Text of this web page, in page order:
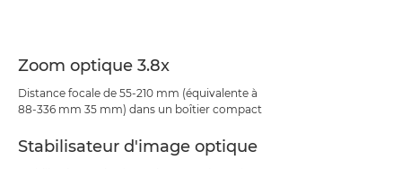
Zoom optique 3.8x
Distance focale de 55-210 mm (équivalente à
88-336 mm 35 mm) dans un boîtier compact
Stabilisateur d'image optique